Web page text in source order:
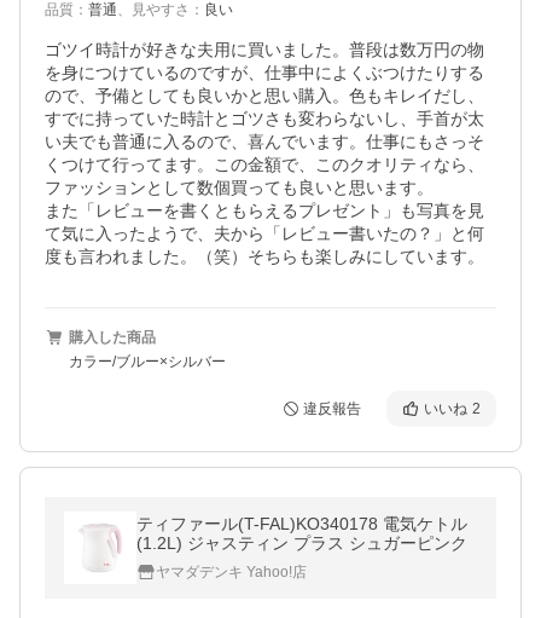
品質 ： 普通、 見やすさ ： 良い
ゴツイ時計が好きな夫用に買いました。普段は数万円の物
を身につけているのですが、仕事中によくぶつけたりする
ので、予備としても良いかと思い購入。色もキレイだし、
すでに持っていた時計とゴツさも変わらないし、手首が太
い夫でも普通に入るので、喜んでいます。仕事にもさっそ
くつけて行ってます。この金額で、このクオリティなら、
ファッションとして数個買っても良いと思います。
また「レビューを書くともらえるプレゼント」も写真を見
て気に入ったようで、夫から「レビュー書いたの？」と何
度も言われました。（笑）そちらも楽しみにしています。
購入した商品
カラー/ブルー×シルバー
違反報告 いいね 2
ティファール(T-FAL)KO340178 電気ケトル
(1.2L) ジャスティン プラス シュガーピンク
ヤマダデンキ Yahoo!店